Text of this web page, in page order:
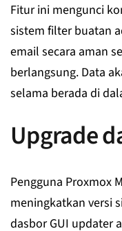
Fitur ini mengunci
sistem filter buatan
email secara aman
berlangsung. Data
selama berada di
Upgrade
Pengguna Proxmox
meningkatkan versi
dasbor GUI updater